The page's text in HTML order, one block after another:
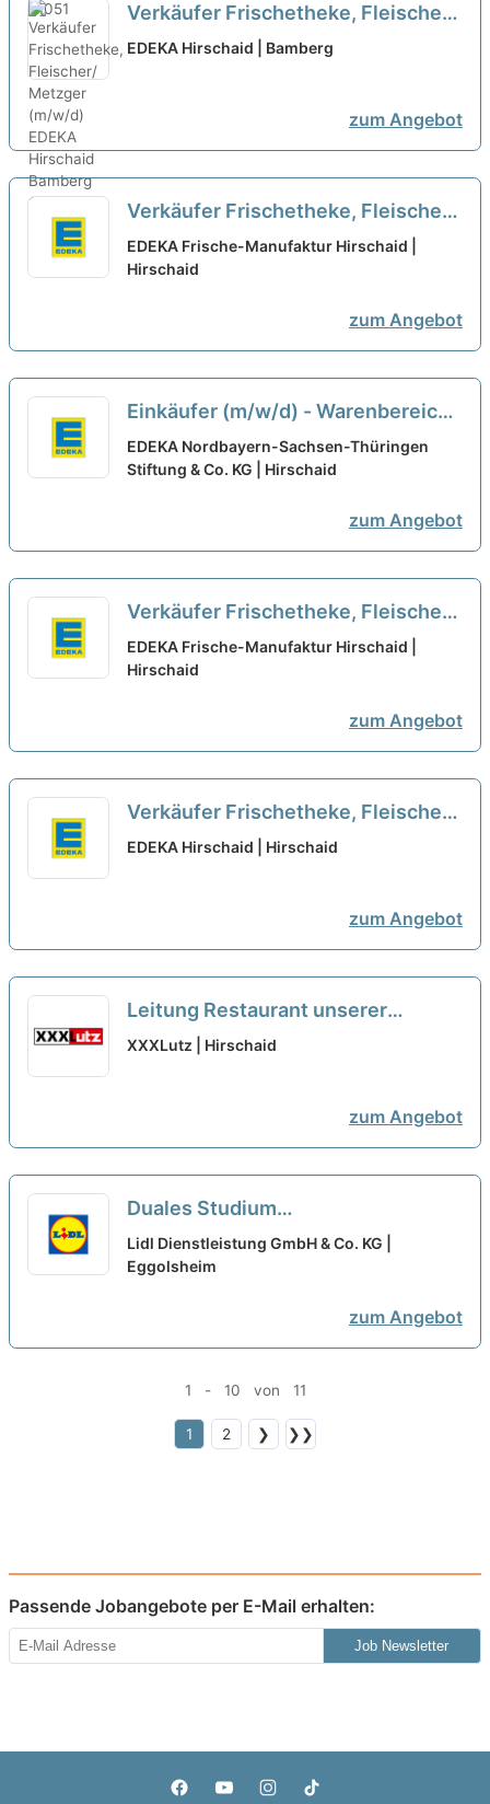
Verkäufer Frischetheke, Fleischer/
Metzger (m/w/d) neu
EDEKA Hirschaid | Bamberg
zum Angebot
Verkäufer Frischetheke, Fleischer/
Metzger (m/w/d) EDEKA Hirschaid
neu
EDEKA Frische-Manufaktur Hirschaid |
Hirschaid
zum Angebot
Einkäufer (m/w/d) - Warenbereich
Geflügel / SB Fleisch /
Markenfleischprogramm
EDEKA Nordbayern-Sachsen-Thüringen
Stiftung & Co. KG | Hirschaid
zum Angebot
Verkäufer Frischetheke, Fleischer/
Metzger (m/w/d) – EDEKA
Hirschaid
EDEKA Frische-Manufaktur Hirschaid |
Hirschaid
zum Angebot
Verkäufer Frischetheke, Fleischer/
Metzger (m/w/d) neu
EDEKA Hirschaid | Hirschaid
zum Angebot
Leitung Restaurant unserer
Gastronomie / Restaurantleiter
XXXLutz | Hirschaid
zum Angebot
Duales Studium
Wirtschaftsingenieurwesen im
Facility Management am Standort
Lidl Dienstleistung GmbH & Co. KG |
Eggolsheim
zum Angebot
1 - 10 von 11
1 2 ❯ ❯❯
Passende Jobangebote per E-Mail erhalten:
Job Newsletter